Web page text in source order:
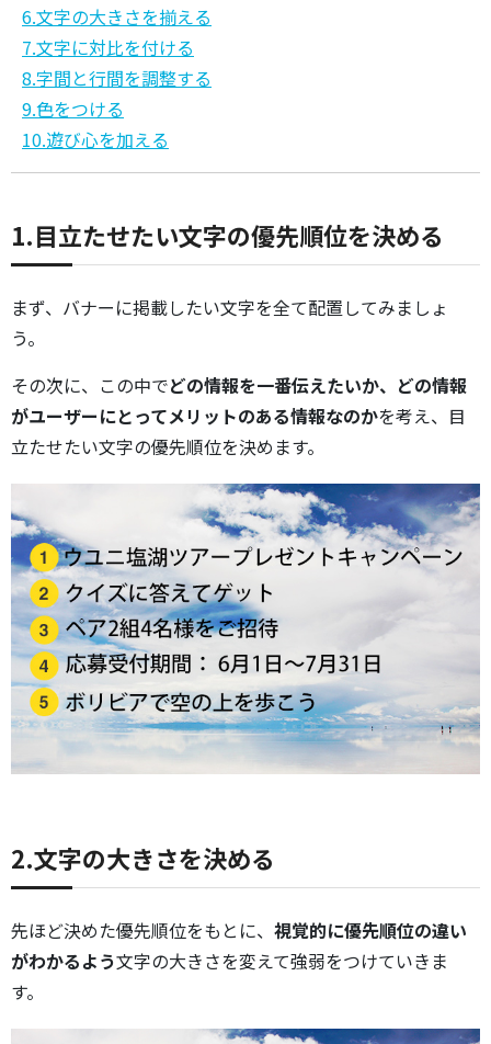
6.文字の大きさを揃える
7.文字に対比を付ける
8.字間と行間を調整する
9.色をつける
10.遊び心を加える
1.目立たせたい文字の優先順位を決める
まず、バナーに掲載したい文字を全て配置してみましょ
う。
その次に、この中でどの情報を一番伝えたいか、どの情報
がユーザーにとってメリットのある情報なのかを考え、目
立たせたい文字の優先順位を決めます。
2.文字の大きさを決める
先ほど決めた優先順位をもとに、 視覚的に優先順位の違い
がわかるよう文字の大きさを変えて強弱をつけていきま
す。